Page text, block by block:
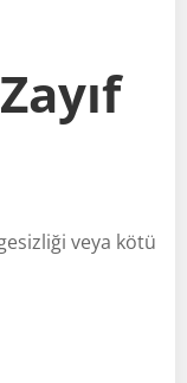
veya kötü